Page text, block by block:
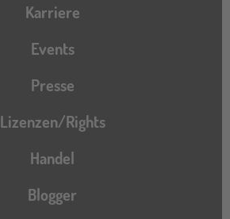
Karriere
Events
Presse
Lizenzen/Rights
Handel
Blogger